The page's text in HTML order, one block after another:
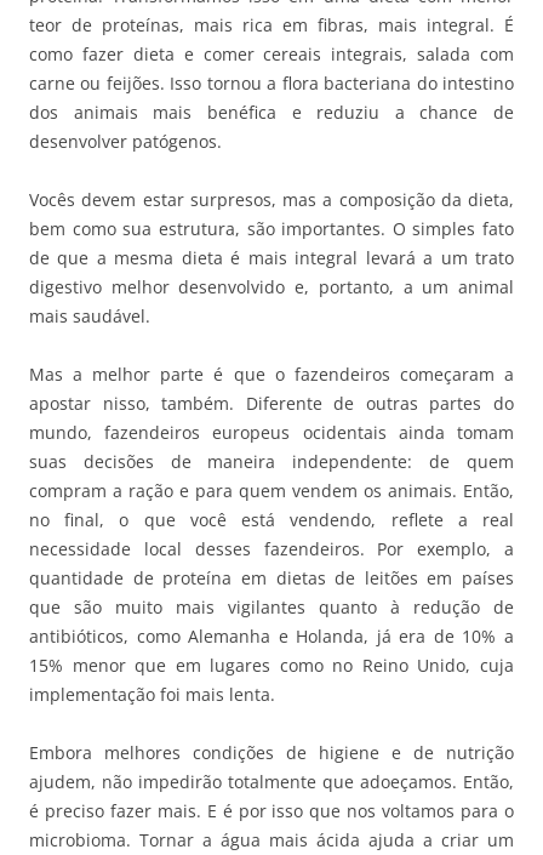
teor de proteínas, mais rica em fibras, mais integral. É
como fazer dieta e comer cereais integrais, salada com
carne ou feijões. Isso tornou a flora bacteriana do intestino
dos animais mais benéfica e reduziu a chance de
desenvolver patógenos.
Vocês devem estar surpresos, mas a composição da dieta,
bem como sua estrutura, são importantes. O simples fato
de que a mesma dieta é mais integral levará a um trato
digestivo melhor desenvolvido e, portanto, a um animal
mais saudável.
Mas a melhor parte é que o fazendeiros começaram a
apostar nisso, também. Diferente de outras partes do
mundo, fazendeiros europeus ocidentais ainda tomam
suas decisões de maneira independente: de quem
compram a ração e para quem vendem os animais. Então,
no final, o que você está vendendo, reflete a real
necessidade local desses fazendeiros. Por exemplo, a
quantidade de proteína em dietas de leitões em países
que são muito mais vigilantes quanto à redução de
antibióticos, como Alemanha e Holanda, já era de 10% a
15% menor que em lugares como no Reino Unido, cuja
implementação foi mais lenta.
Embora melhores condições de higiene e de nutrição
ajudem, não impedirão totalmente que adoeçamos. Então,
é preciso fazer mais. E é por isso que nos voltamos para o
microbioma. Tornar a água mais ácida ajuda a criar um